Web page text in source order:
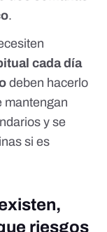
.
cada día
deben hacerlo
mantengan
y se
si es
riesgos